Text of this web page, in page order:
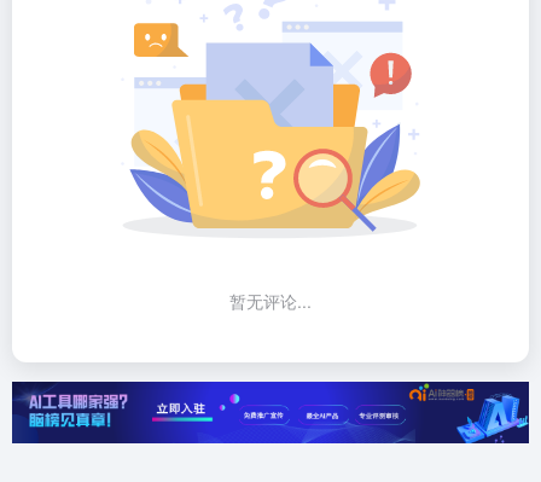
暂无评论...